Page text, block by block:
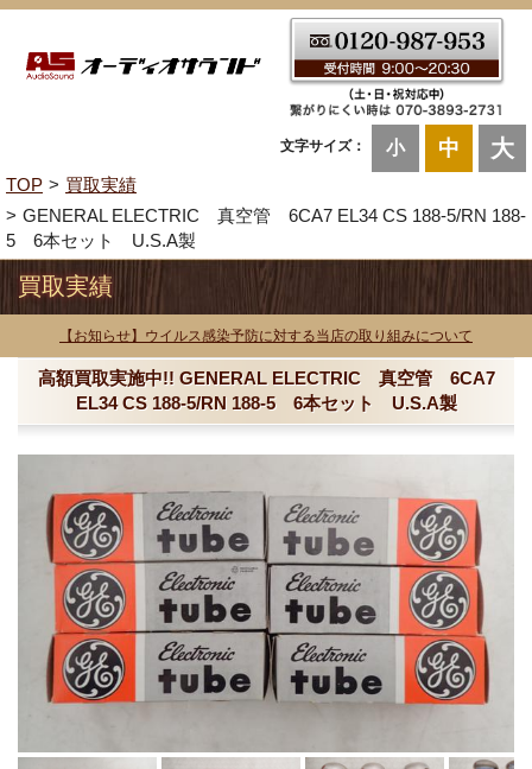
文字サイズ： 小 中 大
TOP
買取実績
GENERAL ELECTRIC 真空管 6CA7 EL34 CS 188-5/RN 188-
5 6本セット U.S.A製
買取実績
【お知らせ】ウイルス感染予防に対する当店の取り組みについて
高額買取実施中!! GENERAL ELECTRIC 真空管 6CA7
EL34 CS 188-5/RN 188-5 6本セット U.S.A製